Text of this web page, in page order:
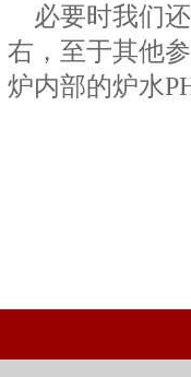
必要时我们还
右，至于其他
炉内部的炉水